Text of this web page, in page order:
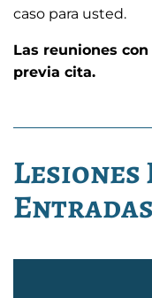
caso para usted.
Las reuniones
previa cita.